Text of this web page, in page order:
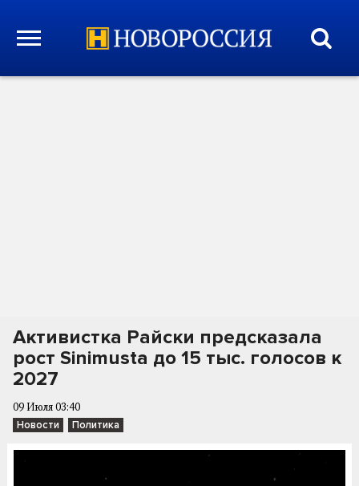
Активистка Райски предсказала
рост Sinimusta до 15 тыс. голосов к
2027
09 Июля 03:40
Новости Политика